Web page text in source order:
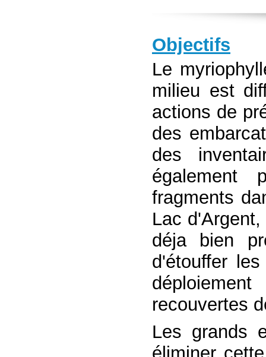
Objectifs
Le
milieu est
actions de
des
des
également
fragments
Lac
déja bien
d'étouffer
recouvertes
Les grands